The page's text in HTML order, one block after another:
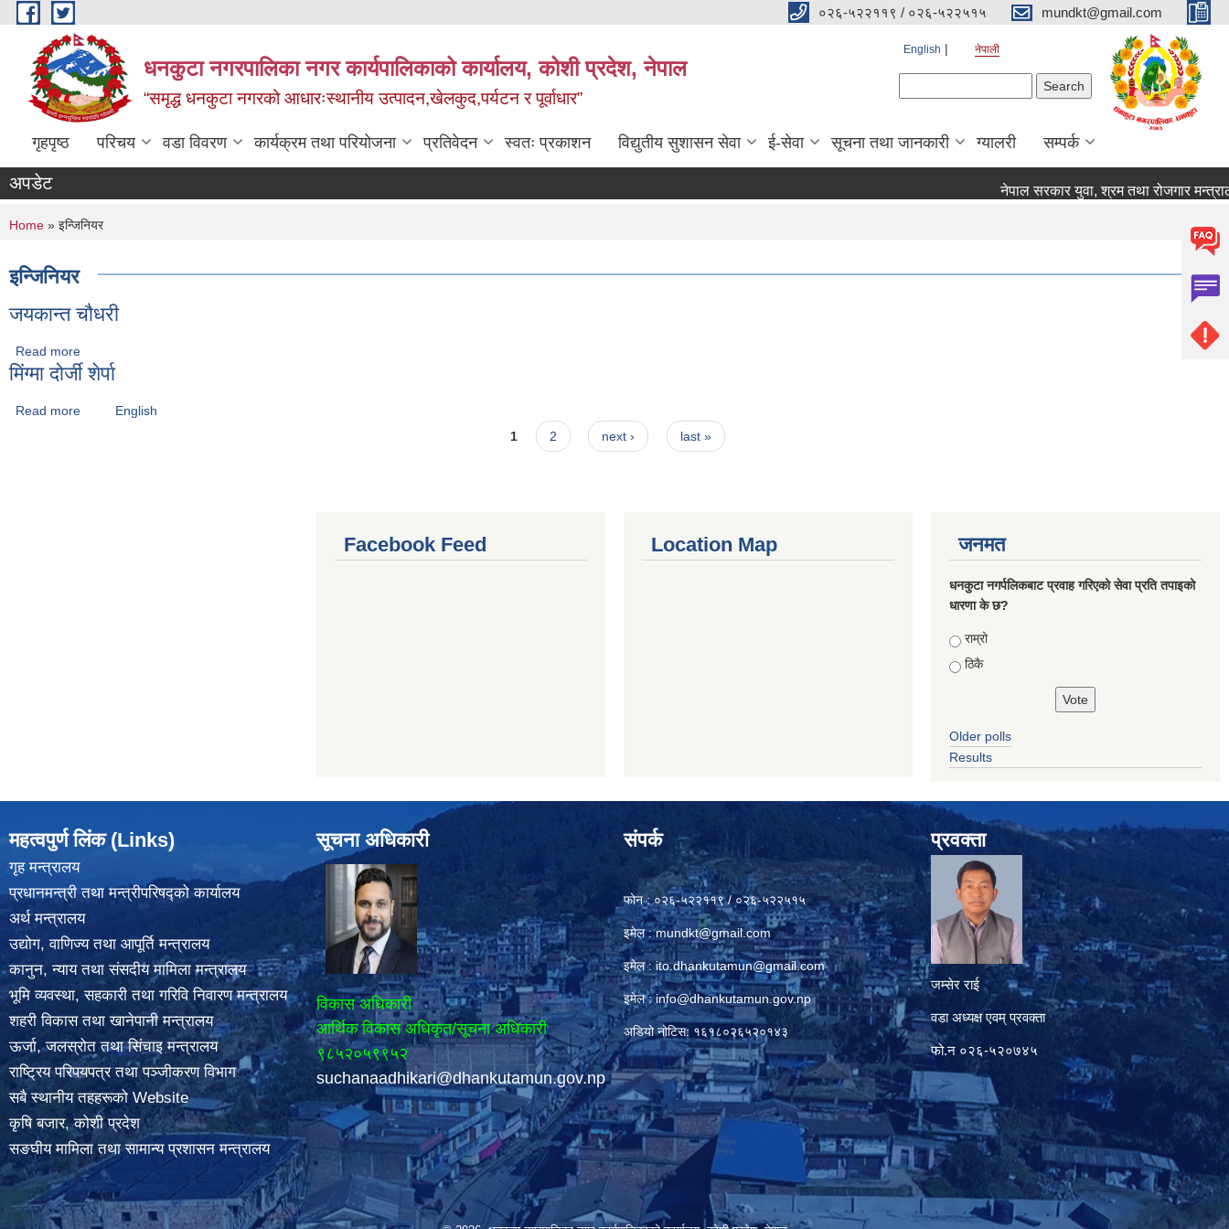
Skip to main content ०२६-५२२११९ / ०२६-५२२५१५ mundkt@gmail.com
धनकुटा नगरपालिका नगर कार्यपालिकाको कार्यालय, कोशी प्रदेश, नेपाल
“समृद्ध धनकुटा नगरको आधारःस्थानीय उत्पादन,खेलकुद,पर्यटन र पूर्वाधार”
English नेपाली
गृहपृष्ठ परिचय वडा विवरण कार्यक्रम तथा परियोजना प्रतिवेदन स्वतः प्रकाशन विद्य‍ुतीय सुशासन सेवा ई-सेवा सूचना तथा जानकारी ग्यालरी सम्पर्क
अपडेट नेपाल सरकार युवा, श्रम तथा रोजगार
You are here
Home » इन्जिनियर
इन्जिनियर
जयकान्त चौधरी
Read more
मिंग्मा दोर्जी शेर्पा
Read more about मिंग्मा दोर्जी शेर्पा
English
1 2 next › last »
Facebook Feed Location Map जनमत
धनकुटा नगर्पलिकबाट प्रवाह गरिएको सेवा प्रति तपाइको
धारणा के छ?
Choices
राम्रो
ठिकै
Older polls
Results
महत्वपुर्ण लिंक (Links)
गृह मन्त्रालय
प्रधानमन्त्री तथा मन्त्रीपरिषद्को कार्यालय
अर्थ मन्त्रालय
उद्योग, वाणिज्य तथा आपूर्ति मन्त्रालय
कानुन, न्याय तथा संसदीय मामिला मन्त्रालय
भूमि व्यवस्था, सहकारी तथा गरिवि निवारण मन्त्रालय
शहरी विकास तथा खानेपानी मन्त्रालय
ऊर्जा, जलस्रोत तथा सिंचाइ मन्त्रालय
राष्ट्रिय परिपयपत्र तथा पञ्जीकरण विभाग
सबै स्थानीय तहहरूको Website
कृषि बजार, कोशी प्रदेश
सङघीय मामिला तथा सामान्य प्रशासन मन्त्रालय
सूचना अधिकारी
विकास अधिकारी
आर्थिक विकास अधिकृत/सूचना अधिकारी
९८५२०५९९५२
suchanaadhikari@dhankutamun.gov.np
संपर्क
फोन : ०२६-५२२११९ / ०२६-५२२५१५
इमेल :mundkt@gmail.com
इमेल :ito.dhankutamun@gmail.com
इमेल :info@dhankutamun.gov.np
अडियो नोटिस: १६१८०२६५२०१४३
प्रवक्ता
जम्सेर राई
वडा अध्यक्ष एवम् प्रवक्ता
फो.न ०२६-५२०७४५